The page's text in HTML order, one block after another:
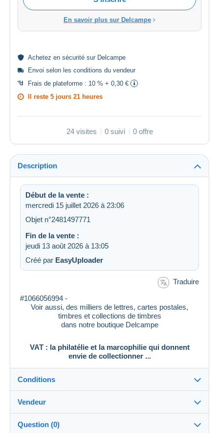
En savoir plus sur Delcampe
Achetez en sécurité sur Delcampe
Envoi selon les conditions du vendeur
Frais de plateforme : 10 % + 0,30 €
Il reste 5 jours 21 heures
24 visites 0 suivi 0 offre
Description
Début de la vente :
mercredi 15 juillet 2026 à 23:06
Objet n°2481497771
Fin de la vente :
jeudi 13 août 2026 à 13:05
Créé par EasyUploader
Traduire
#1066056994 -
Voir aussi, des milliers de lettres, cartes postales,
timbres et collections de timbres
dans notre boutique Delcampe
VAT : la philatélie et la marcophilie qui donnent
envie de collectionner ...
Conditions
Destination :
Voir la liste des pays
Vendeur
Question (0)